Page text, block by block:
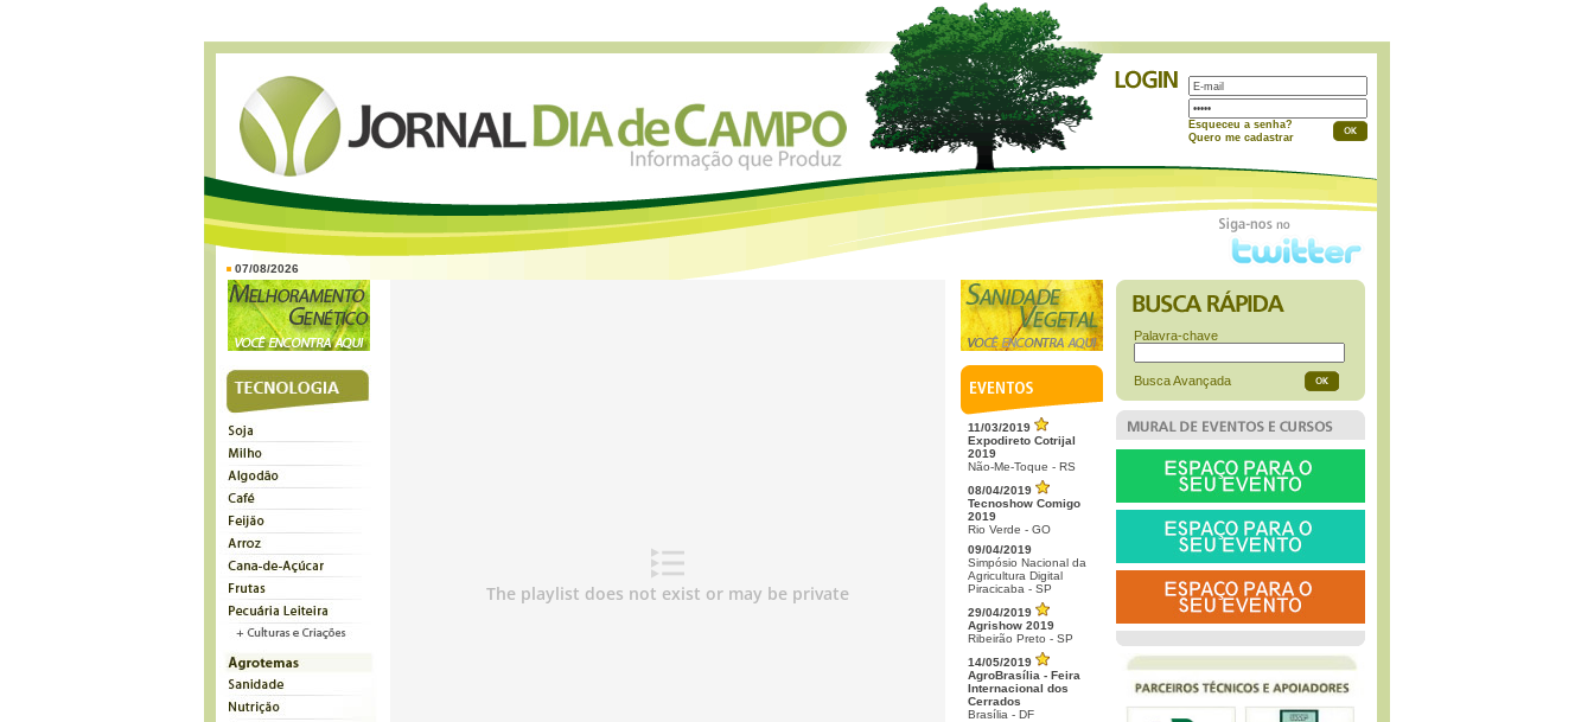
Esqueceu a senha?
Quero me cadastrar
07/08/2026
11/03/2019
Expodireto Cotrijal
2019
Não-Me-Toque - RS
08/04/2019
Tecnoshow Comigo
2019
Rio Verde - GO
09/04/2019
Simpósio Nacional da
Agricultura Digital
Piracicaba - SP
29/04/2019
Agrishow 2019
Ribeirão Preto - SP
14/05/2019
AgroBrasília - Feira
Internacional dos
Cerrados
Brasília - DF
Palavra-chave
Busca Avançada